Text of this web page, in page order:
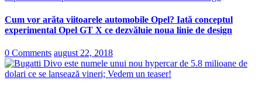
Cum vor arăta viitoarele automobile Opel? Iată conceptul
experimental Opel GT X ce dezvăluie noua linie de design
0 Comments august 22, 2018